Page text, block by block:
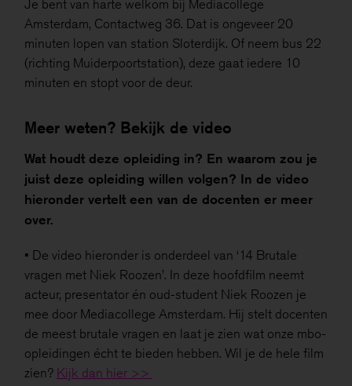
Je bent van harte welkom bij Mediacollege
Amsterdam, Contactweg 36. Dat is ongeveer 20
minuten lopen van station Sloterdijk. Of neem bus 22
(richting Muiderpoortstation), deze gaat iedere 10
minuten en stopt voor de deur.
Meer weten? Bekijk de video
Wat houdt deze opleiding in? En waarom zou je
juist deze opleiding willen volgen? In de video
hieronder vertelt een van de docenten er meer
over.
• De video hieronder is onderdeel van ‘14 Brutale
vragen met Niek Roozen’. In deze hoofdfilm neemt
acteur, presentator én oud-student Niek Roozen je
mee door Mediacollege Amsterdam. Hij stelt docenten
de meest brutale vragen en laat je zien wat onze mbo-
opleidingen écht te bieden hebben. Wil je de hele film
zien? Kijk dan hier >>